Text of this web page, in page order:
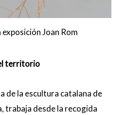
Joan Rom
territorio
de la escultura catalana de
trabaja desde la recogida